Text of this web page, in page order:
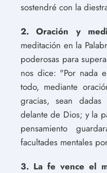
sostendré con la
2. Oración y
meditación en la
poderosas para
nos dice: "Por nada
todo, mediante
gracias, sean
delante de Dios; y la
pensamiento
facultades mentales
3. La fe vence el